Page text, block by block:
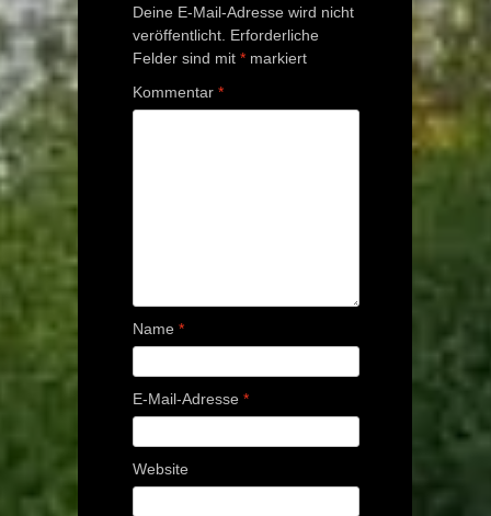
Deine E-Mail-Adresse wird nicht
veröffentlicht. Erforderliche
Felder sind mit * markiert
Kommentar *
Name *
E-Mail-Adresse *
Website